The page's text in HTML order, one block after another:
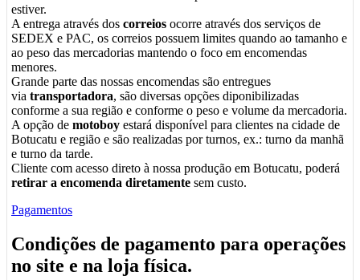
estiver.
A entrega através dos correios ocorre através dos serviços de
SEDEX e PAC, os correios possuem limites quando ao tamanho e
ao peso das mercadorias mantendo o foco em encomendas
menores.
Grande parte das nossas encomendas são entregues
via transportadora, são diversas opções diponibilizadas
conforme a sua região e conforme o peso e volume da mercadoria.
A opção de motoboy estará disponível para clientes na cidade de
Botucatu e região e são realizadas por turnos, ex.: turno da manhã
e turno da tarde.
Cliente com acesso direto à nossa produção em Botucatu, poderá
retirar a encomenda diretamente sem custo.
Pagamentos
Condições de pagamento para operações
no site e na loja física.